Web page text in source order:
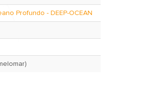
Profundo - DEEP-OCEAN
pelo usuário Marcelo Melo (melomar)